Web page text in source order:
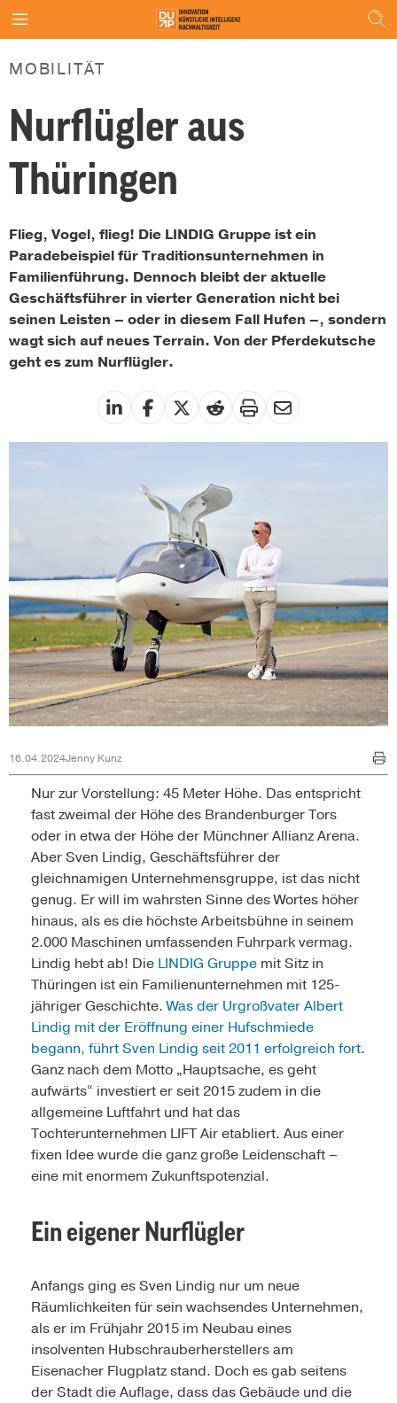
MOBILITÄT
Nurflügler aus
Thüringen
Flieg, Vogel, flieg! Die LINDIG Gruppe ist ein
Paradebeispiel für Traditionsunternehmen in
Familienführung. Dennoch bleibt der aktuelle
Geschäftsführer in vierter Generation nicht bei
seinen Leisten – oder in diesem Fall Hufen –, sondern
wagt sich auf neues Terrain. Von der Pferdekutsche
geht es zum Nurflügler.
16.04.2024Jenny Kunz
Nur zur Vorstellung: 45 Meter Höhe. Das entspricht
fast zweimal der Höhe des Brandenburger Tors
oder in etwa der Höhe der Münchner Allianz Arena.
Aber Sven Lindig, Geschäftsführer der
gleichnamigen Unternehmensgruppe, ist das nicht
genug. Er will im wahrsten Sinne des Wortes höher
hinaus, als es die höchste Arbeitsbühne in seinem
2.000 Maschinen umfassenden Fuhrpark vermag.
Lindig hebt ab! Die LINDIG Gruppe mit Sitz in
Thüringen ist ein Familienunternehmen mit 125-
jähriger Geschichte.Was der Urgroßvater Albert
Lindig mit der Eröffnung einer Hufschmiede
begann, führt Sven Lindig seit 2011 erfolgreich fort.
Ganz nach dem Motto „Hauptsache, es geht
aufwärts“ investiert er seit 2015 zudem in die
allgemeine Luftfahrt und hat das
Tochterunternehmen LIFT Air etabliert. Aus einer
fixen Idee wurde die ganz große Leidenschaft –
eine mit enormem Zukunftspotenzial.
Ein eigener Nurflügler
Anfangs ging es Sven Lindig nur um neue
Räumlichkeiten für sein wachsendes Unternehmen,
als er im Frühjahr 2015 im Neubau eines
insolventen Hubschrauberherstellers am
Eisenacher Flugplatz stand. Doch es gab seitens
der Stadt die Auflage, dass das Gebäude und die